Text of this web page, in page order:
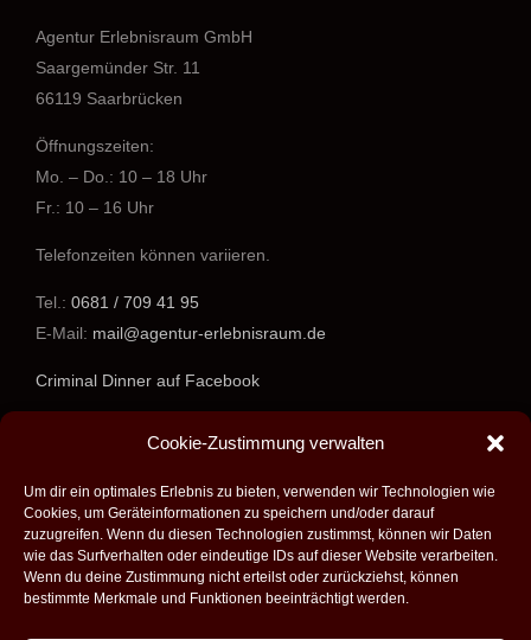
Cookie-Zustimmung verwalten
Um dir ein optimales Erlebnis zu bieten, verwenden wir Technologien wie
Cookies, um Geräteinformationen zu speichern und/oder darauf
zuzugreifen. Wenn du diesen Technologien zustimmst, können wir Daten
wie das Surfverhalten oder eindeutige IDs auf dieser Website verarbeiten.
Wenn du deine Zustimmung nicht erteilst oder zurückziehst, können
bestimmte Merkmale und Funktionen beeinträchtigt werden.
Agentur Erlebnisraum GmbH
Saargemünder Str. 11
66119 Saarbrücken
Öffnungszeiten:
Mo. – Do.: 10 – 18 Uhr
Fr.: 10 – 16 Uhr
Telefonzeiten können variieren.
Tel.: 0681 / 709 41 95
E-Mail: mail@agentur-erlebnisraum.de
Criminal Dinner auf Facebook